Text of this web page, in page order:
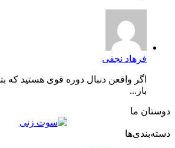
فرهاد نجفی
اگر واقعن دنبال دوره قوی هستید که
باز...
دوستان ما
دسته‌بندی‌ها